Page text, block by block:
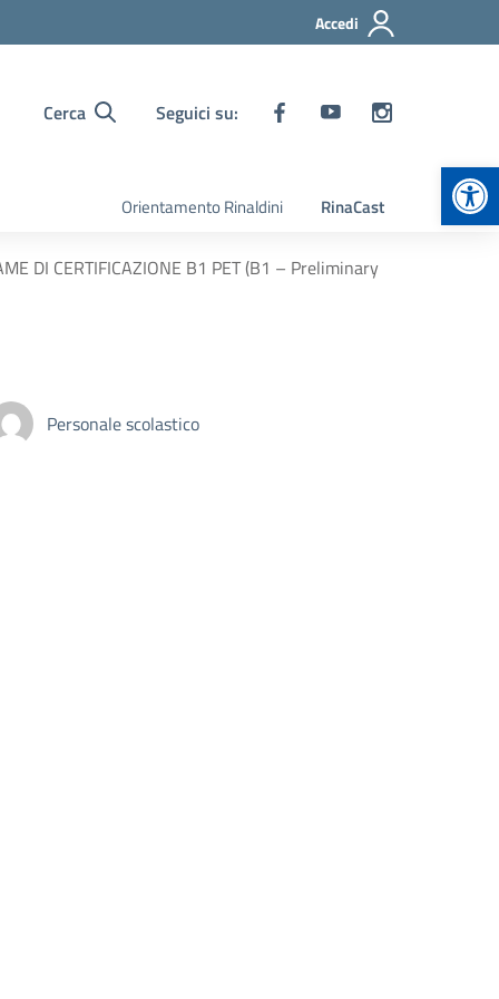
Accedi
Cerca Seguici su:
Orientamento Rinaldini RinaCast
DI CERTIFICAZIONE B1 PET (B1 – Preliminary
Personale scolastico